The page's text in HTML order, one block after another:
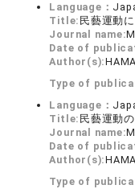
Language：
Title: 民藝運動
Journal name:
Date of
Author(s):
Type of
Language：
Title: 民藝運動
Journal name:
Date of
Author(s):
Type of